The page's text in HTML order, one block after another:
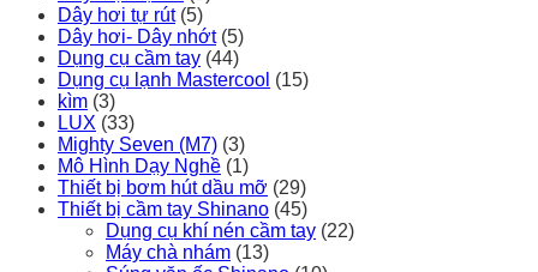
Dây hơi tự rút (5)
Dây hơi- Dây nhớt (5)
Dụng cụ cầm tay (44)
Dụng cụ lạnh Mastercool (15)
kìm (3)
LUX (33)
Mighty Seven (M7) (3)
Mô Hình Dạy Nghề (1)
Thiết bị bơm hút dầu mỡ (29)
Thiết bị cầm tay Shinano (45)
Dụng cụ khí nén cầm tay (22)
Máy chà nhám (13)